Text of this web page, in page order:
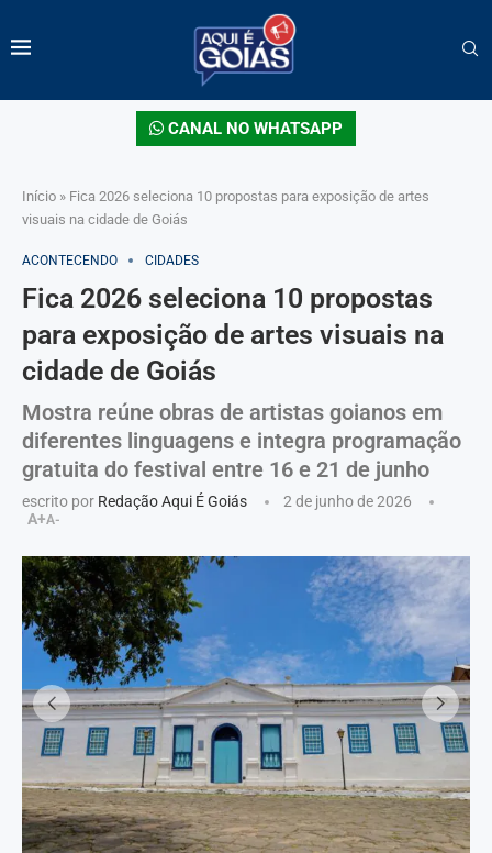
CANAL NO WHATSAPP
Início » Fica 2026 seleciona 10 propostas para exposição de artes
visuais na cidade de Goiás
ACONTECENDO CIDADES
Fica 2026 seleciona 10 propostas
para exposição de artes visuais na
cidade de Goiás
Mostra reúne obras de artistas goianos em
diferentes linguagens e integra programação
gratuita do festival entre 16 e 21 de junho
escrito por Redação Aqui É Goiás
2 de junho de 2026
A+A-